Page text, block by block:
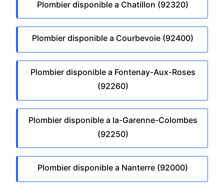
Plombier disponible a Chatillon (92320)
Plombier disponible a Courbevoie (92400)
Plombier disponible a Fontenay-Aux-Roses
(92260)
Plombier disponible a la-Garenne-Colombes
(92250)
Plombier disponible a Nanterre (92000)